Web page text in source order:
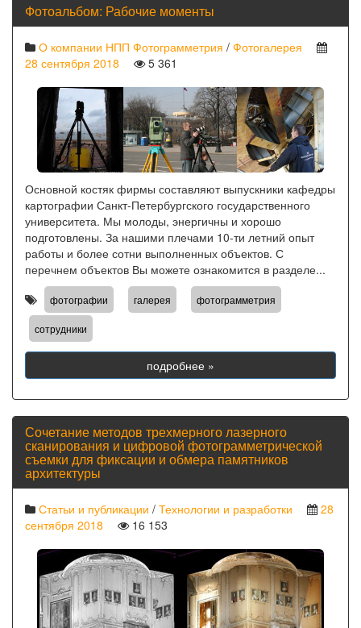
Фотоальбом: Рабочие моменты
О компании НПП Фотограмметрия / Фотогалерея
28 сентября 2018
5 361
Основной костяк фирмы составляют выпускники кафедры
картографии Санкт-Петербургского государственного
университета. Мы молоды, энергичны и хорошо
подготовлены. За нашими плечами 10-ти летний опыт
работы и более сотни выполненных объектов. С
перечнем объектов Вы можете ознакомится в разделе...
фотографии галерея фотограмметрия
сотрудники
подробнее »
Сочетание методов трехмерного лазерного
сканирования и цифровой фотограмметрической
съемки для фиксации и обмера памятников
архитектуры
Статьи и публикации / Технологии и разработки
28
сентября 2018
16 153